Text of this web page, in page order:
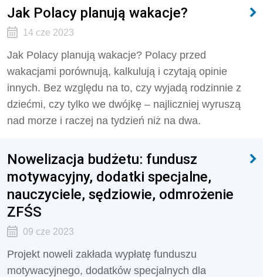
Jak Polacy planują wakacje?
14 cze 2023
Jak Polacy planują wakacje? Polacy przed
wakacjami porównują, kalkulują i czytają opinie
innych. Bez względu na to, czy wyjadą rodzinnie z
dziećmi, czy tylko we dwójkę – najliczniej wyruszą
nad morze i raczej na tydzień niż na dwa.
Nowelizacja budżetu: fundusz
motywacyjny, dodatki specjalne,
nauczyciele, sędziowie, odmrożenie
ZFŚS
09 cze 2023
Projekt noweli zakłada wypłatę funduszu
motywacyjnego, dodatków specjalnych dla